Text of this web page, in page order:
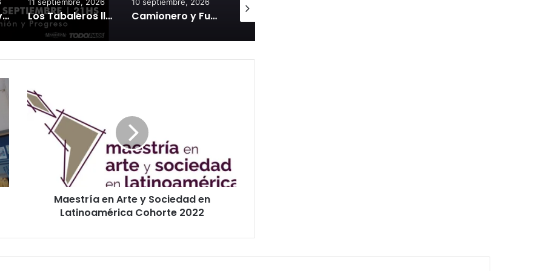
Pompeyo Audivert llega al Teatro del Fuerte con la aclamada obra «Habitación Macbeth»
11 septiembre, 2026
Los Tabaleros llegan a Tandil con un show único en Glow
10 septiembre, 2026
Camionero y Fuegos Soviéticos se presentan en Tandil con la Gira Pruebas de Contacto ’26
Maestría en Arte y Sociedad en
Latinoamérica Cohorte 2022